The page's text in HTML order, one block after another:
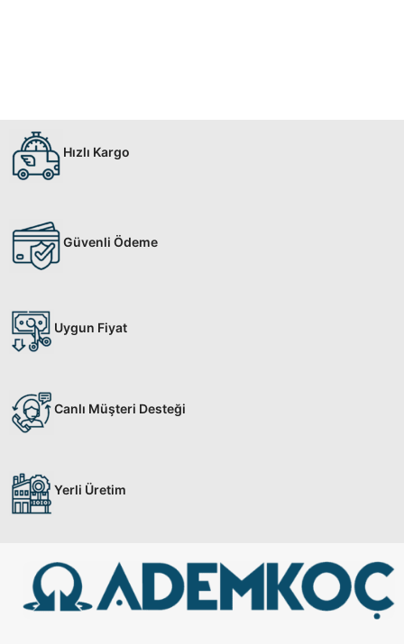
Hızlı Kargo
Güvenli Ödeme
Uygun Fiyat
Canlı Müşteri Desteği
Yerli Üretim